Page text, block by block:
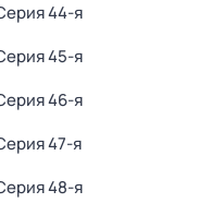
44-я
45-я
46-я
47-я
48-я